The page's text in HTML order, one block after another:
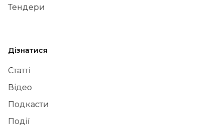
Тендери
Дізнатися
Статті
Відео
Подкасти
Події